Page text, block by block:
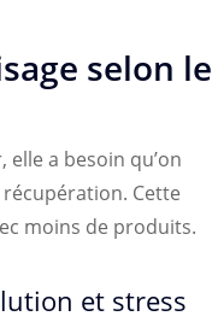
selon le
a besoin qu’on
Cette
moins de produits.
et stress